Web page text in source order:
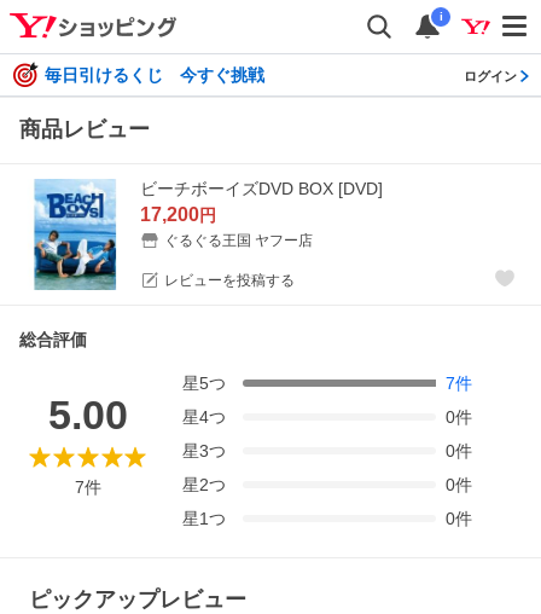
i
毎日引けるくじ 今すぐ挑戦 ログイン
商品レビュー
ビーチボーイズDVD BOX [DVD]
17,200円
ぐるぐる王国 ヤフー店
レビューを投稿する
総合評価
5.00
7件
星5つ 7件
星4つ 0件
星3つ 0件
星2つ 0件
星1つ 0件
ピックアップレビュー